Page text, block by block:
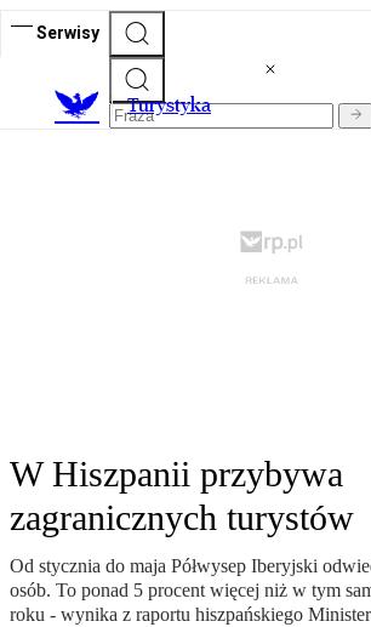
Serwisy
Turystyka
W Hiszpanii przybywa
zagranicznych turystów
Od stycznia do maja Półwysep Iberyjski
osób. To ponad 5 procent więcej niż w tym
roku - wynika z raportu hiszpańskiego